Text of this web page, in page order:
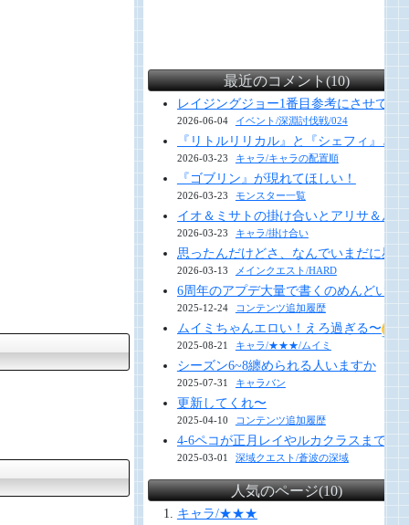
最近のコメント(10)
レイジングジョー1番目参考にさせてい
2026-06-04 イベント/深淵討伐戦/024
『リトルリリカル』と『シェフィ』と
2026-03-23 キャラ/キャラの配置順
『ゴブリン』が現れてほしい！
2026-03-23 モンスター一覧
イオ＆ミサトの掛け合いとアリサ＆ル
2026-03-23 キャラ/掛け合い
思ったんだけどさ、なんでいまだに星
2026-03-13 メインクエスト/HARD
6周年のアプデ大量で書くのめんどい 今
2025-12-24 コンテンツ追加履歴
ムイミちゃんエロい！えろ過ぎる〜
2025-08-21 キャラ/★★★/ムイミ
シーズン6~8纏められる人いますか
2025-07-31 キャラバン
更新してくれ〜
2025-04-10 コンテンツ追加履歴
4-6ペコが正月レイやルカクラスまでワ
2025-03-01 深域クエスト/蒼波の深域
人気のページ(10)
キャラ/★★★